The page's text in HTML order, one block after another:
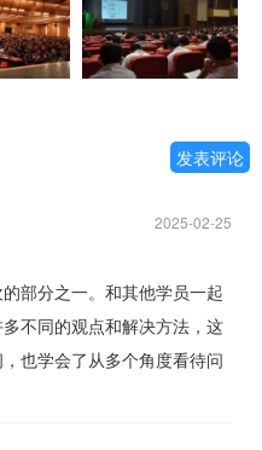
发表评论
2025-02-25
部分之一。和其他学员一起
不同的观点和解决方法，这
也学会了从多个角度看待问